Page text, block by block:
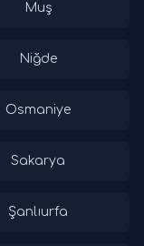
Muş
Niğde
Osmaniye
Sakarya
Şanlıurfa